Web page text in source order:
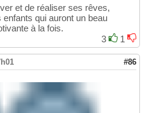
et de réaliser ses rêves,
qui auront un beau
à la fois.
3
1
#86